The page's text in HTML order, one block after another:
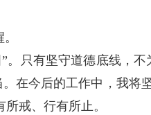
只有坚守道德底线，
在今后的工作中，我将
戒、行有所止。